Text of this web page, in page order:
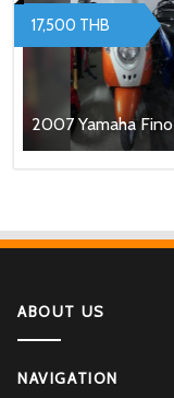
2007 Yamaha Fino
17,500 THB
ABOUT US
NAVIGATION